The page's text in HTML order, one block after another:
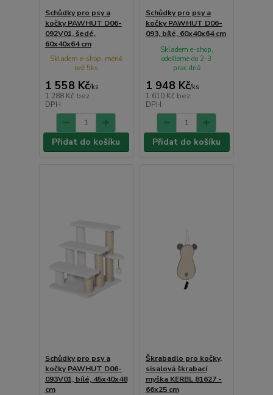
Schůdky pro psy a
kočky PAWHUT D06-
092V01, šedé,
60x40x64 cm
1 558 Kč/ks
1 288 Kč bez
DPH
Skladem e-shop, méně
než 5ks
Přidat do košíku
Schůdky pro psy a
kočky PAWHUT D06-
093, bílé, 60x40x64 cm
1 948 Kč/ks
1 610 Kč bez
DPH
Skladem e-shop,
odešleme do 2-3
prac.dnů
Přidat do košíku
Schůdky pro psy a
kočky PAWHUT D06-
093V01, bílé, 45x40x48
cm
Škrabadlo pro kočky,
sisalová škrabací
myška KERBL 81627 -
66x25 cm